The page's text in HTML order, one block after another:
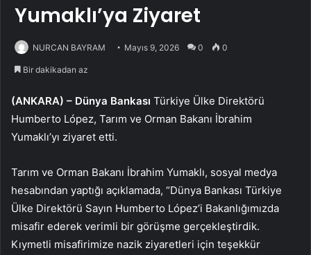
Yumaklı’ya Ziyaret
NURCAN BAYRAM Mayıs 9, 2026 0 0
Bir dakikadan az
(ANKARA) – Dünya Bankası Türkiye Ülke Direktörü
Humberto López, Tarım ve Orman Bakanı İbrahim
Yumaklı’yı ziyaret etti.
Tarım ve Orman Bakanı İbrahim Yumaklı, sosyal medya
hesabından yaptığı açıklamada, “Dünya Bankası Türkiye
Ülke Direktörü Sayın Humberto López’i Bakanlığımızda
misafir ederek verimli bir görüşme gerçekleştirdik.
Kıymetli misafirimize nazik ziyaretleri için teşekkür